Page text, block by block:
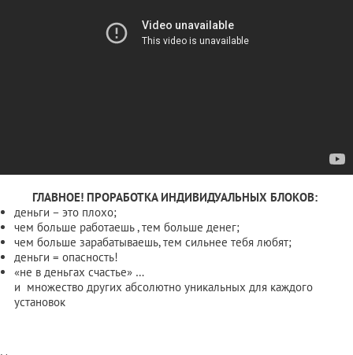
ГЛАВНОЕ! ПРОРАБОТКА ИНДИВИДУАЛЬНЫХ БЛОКОВ:
деньги – это плохо;
чем больше работаешь , тем больше денег;
чем больше зарабатываешь, тем сильнее тебя любят;
деньги = опасность!
«не в деньгах счастье» …
и множество других абсолютно уникальных для каждого
установок